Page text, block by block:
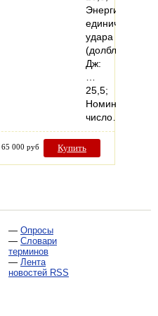
Энергия
единичного
удара
(долбление),
Дж:
25,5;
Номинальное
число…
65 000 руб Купить
— Опросы
— Словари
терминов
— Лента
новостей RSS